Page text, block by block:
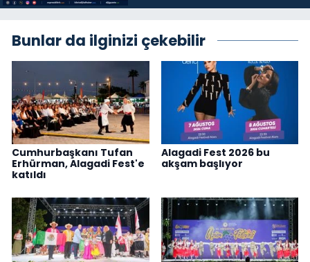
Bunlar da ilginizi çekebilir
Cumhurbaşkanı Tufan
Erhürman, Alagadi Fest'e
katıldı
Alagadi Fest 2026 bu
akşam başlıyor